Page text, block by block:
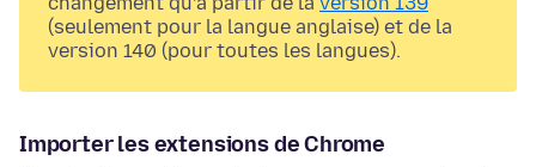
(seulement pour la langue anglaise) et de la
version 140 (pour toutes les langues).
Importer les extensions de Chrome